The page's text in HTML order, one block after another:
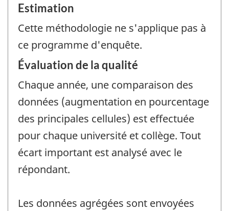
Estimation
Cette méthodologie ne s'applique pas à
ce programme d'enquête.
Évaluation de la qualité
Chaque année, une comparaison des
données (augmentation en pourcentage
des principales cellules) est effectuée
pour chaque université et collège. Tout
écart important est analysé avec le
répondant.
Les données agrégées sont envoyées